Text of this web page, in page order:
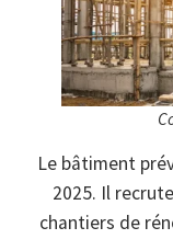
Le bâtiment
2025. Il
chantiers de